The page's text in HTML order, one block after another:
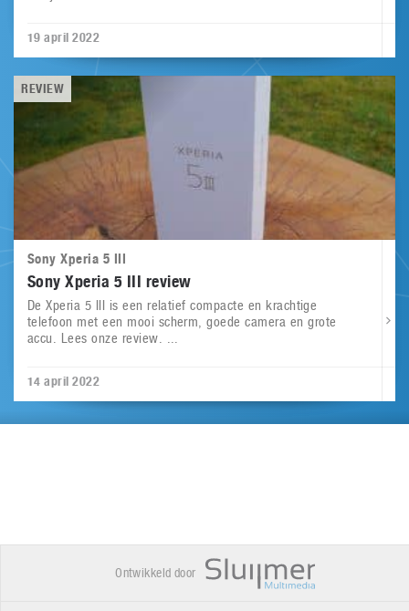
19 april 2022
REVIEW
Sony Xperia 5 III
Sony Xperia 5 III review
De Xperia 5 III is een relatief compacte en krachtige
telefoon met een mooi scherm, goede camera en grote
accu. Lees onze review. ...
14 april 2022
Ontwikkeld door